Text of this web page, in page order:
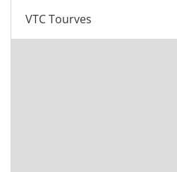
VTC Tourves